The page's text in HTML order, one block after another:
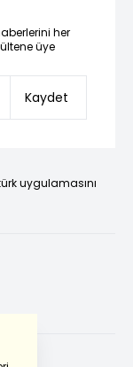
her
üye
Kaydet
uygulamasını